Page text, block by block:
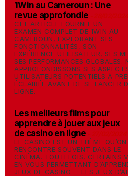
1Win au Cameroun : Une
revue approfondie
CET ARTICLE FOURNIT UN
EXAMEN COMPLET DE 1WIN AU
CAMEROUN, EXPLORANT SES
FONCTIONNALITÉS, SON
EXPÉRIENCE UTILISATEUR, SES
SES PERFORMANCES GLOBALES.
APPROFONDISSONS SES
UTILISATEURS POTENTIELS À
ÉCLAIRÉE AVANT DE SE LANCER
LIGNE.
Les meilleurs films pour
apprendre à jouer aux jeux
de casino en ligne
LE CASINO EST UN THÈME QU’ON
RENCONTRE SOUVENT DANS LE
CINÉMA. TOUTEFOIS, CERTAINS
EN VOUS PERMETTANT
JEUX DE CASINO. LES JEUX